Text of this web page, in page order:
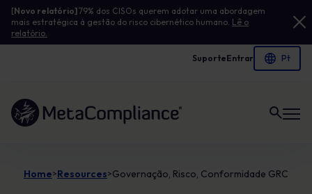
[Novo relatório]79% dos CISOs querem adotar uma abordagem
mais estratégica à gestão do risco cibernético humano. Lê o
relatório.
SuporteEntrar
Ligação à página inicial
Home>Resources>Governação, Risco, Conformidade GRC